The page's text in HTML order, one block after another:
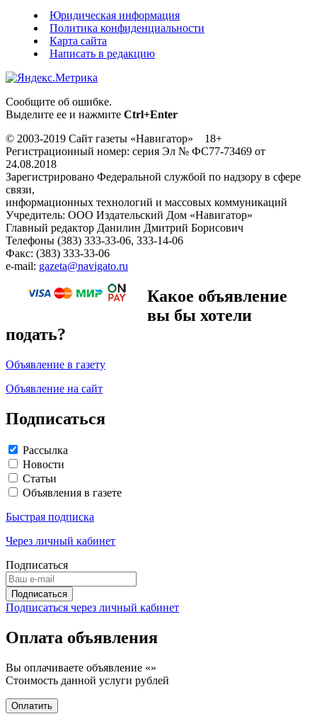
Юридическая информация
Политика конфиденциальности
Карта сайта
Написать в редакцию
Сообщите об ошибке.
Выделите ее и нажмите Ctrl+Enter
© 2003-2019 Сайт газеты «Навигатор» 18+
Регистрационный номер: серия Эл № ФС77-73469 от
24.08.2018
Зарегистрировано Федеральной службой по надзору в сфере
связи,
информационных технологий и массовых коммуникаций
Учредитель: ООО Издательский Дом «Навигатор»
Главный редактор Данилин Дмитрий Борисович
Телефоны (383) 333-33-06, 333-14-06
Факс: (383) 333-33-06
e-mail: gazeta@navigato.ru
Какое объявление
вы бы хотели
подать?
Объявление в газету
Объявление на сайт
Подписаться
Рассылка
Новости
Статьи
Объявления в газете
Быстрая подписка
Через личный кабинет
Подписаться
Подписаться через личный кабинет
Оплата объявления
Вы оплачиваете объявление «»
Стоимость данной услуги рублей